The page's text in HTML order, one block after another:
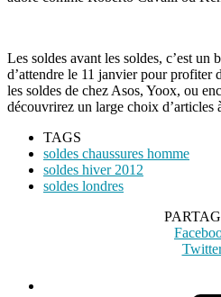
Les soldes avant les soldes, c’est un
d’attendre le 11 janvier pour profiter
les soldes de chez Asos, Yoox, ou
découvrirez un large choix d’articles
TAGS
soldes chaussures homme
soldes hiver 2012
soldes londres